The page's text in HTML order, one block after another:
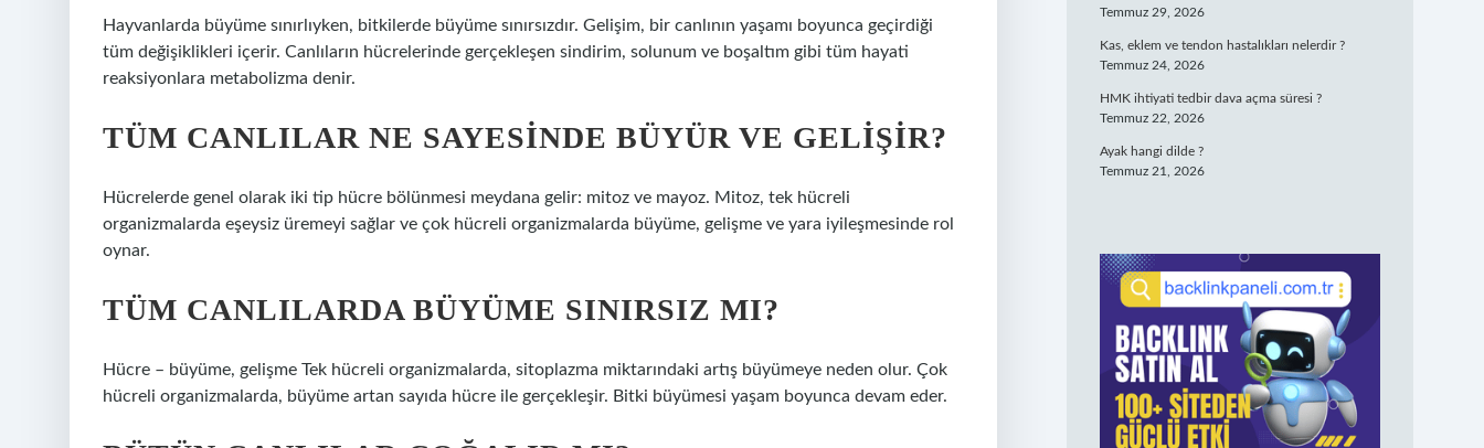
Hayvanlarda büyüme sınırlıyken, bitkilerde büyüme sınırsızdır. Gelişim, bir canlının yaşamı boyunca geçirdiği
tüm değişiklikleri içerir. Canlıların hücrelerinde gerçekleşen sindirim, solunum ve boşaltım gibi tüm hayati
reaksiyonlara metabolizma denir.
TÜM CANLILAR NE SAYESINDE BÜYÜR VE GELIŞIR?
Hücrelerde genel olarak iki tip hücre bölünmesi meydana gelir: mitoz ve mayoz. Mitoz, tek hücreli
organizmalarda eşeysiz üremeyi sağlar ve çok hücreli organizmalarda büyüme, gelişme ve yara iyileşmesinde rol
oynar.
TÜM CANLILARDA BÜYÜME SINIRSIZ MI?
Hücre – büyüme, gelişme Tek hücreli organizmalarda, sitoplazma miktarındaki artış büyümeye neden olur. Çok
hücreli organizmalarda, büyüme artan sayıda hücre ile gerçekleşir. Bitki büyümesi yaşam boyunca devam eder.
Temmuz 29, 2026
Kas, eklem ve tendon hastalıkları nelerdir ?
Temmuz 24, 2026
HMK ihtiyati tedbir dava açma süresi ?
Temmuz 22, 2026
Ayak hangi dilde ?
Temmuz 21, 2026